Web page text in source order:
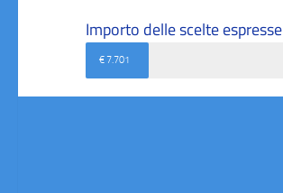
Importo delle scelte espresse
€ 7.701